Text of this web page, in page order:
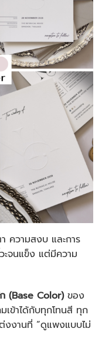
ความสงบ และการ
ะจนแข็ง แต่มีความ
(Base Color)ของ
ข้าได้กับทุกโทนสี ทุก
งงานที่ “ดูแพงแบบไม่